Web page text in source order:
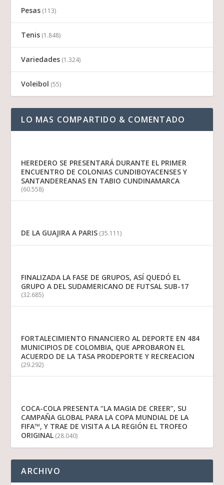
Pesas (113)
Tenis (1.848)
Variedades (1.324)
Voleibol (55)
LO MAS COMPARTIDO & COMENTADO
HEREDERO SE PRESENTARÁ DURANTE EL PRIMER
ENCUENTRO DE COLONIAS CUNDIBOYACENSES Y
SANTANDEREANAS EN TABIO CUNDINAMARCA
(60.558)
DE LA GUAJIRA A PARIS (35.111)
FINALIZADA LA FASE DE GRUPOS, ASÍ QUEDÓ EL
GRUPO A DEL SUDAMERICANO DE FUTSAL SUB-17
(32.685)
FORTALECIMIENTO FINANCIERO AL DEPORTE EN 484
MUNICIPIOS DE COLOMBIA, QUE APROBARON EL
ACUERDO DE LA TASA PRODEPORTE Y RECREACION
(29.292)
COCA-COLA PRESENTA “LA MAGIA DE CREER”, SU
CAMPAÑA GLOBAL PARA LA COPA MUNDIAL DE LA
FIFA™, Y TRAE DE VISITA A LA REGIÓN EL TROFEO
ORIGINAL (28.040)
ARCHIVO